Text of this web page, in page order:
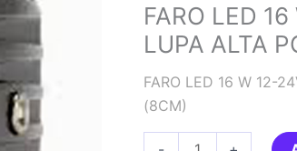
FARO LED
LUPA ALTA
FARO LED 16 W 12-
(8CM)